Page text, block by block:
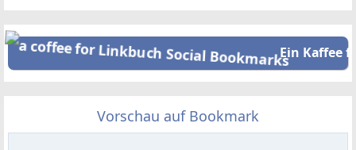
Ein Kaffee
Vorschau auf Bookmark